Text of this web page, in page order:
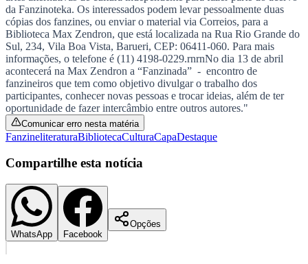
Juventude
Além da Gibiteka, o local dividirá espaço com
fanzines de autores de várias partes do Brasil e do
mundo. (Foto: Divulgação)—Foto:jornal barueri site
"A Biblioteca Professor Max Zendron ganhará em abril um espaço
dedicado ao fanzine, a “Fanzinoteka”. Além da Gibiteka, o local
dividirá espaço com fanzines de autores de várias partes do Brasil e
do mundo. A Max Zendron já começou a receber exemplares e a
participação está aberta a todos.rnrnA palavra fanzine nasceu da
redução fônica da expressãofanatic magazine